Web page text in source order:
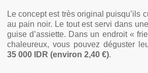
Le concept est très original puisqu’ils
au pain noir. Le tout est servi dans
guise d’assiette. Dans un endroit «
chaleureux, vous pouvez déguster
35 000 IDR (environ 2,40 €).